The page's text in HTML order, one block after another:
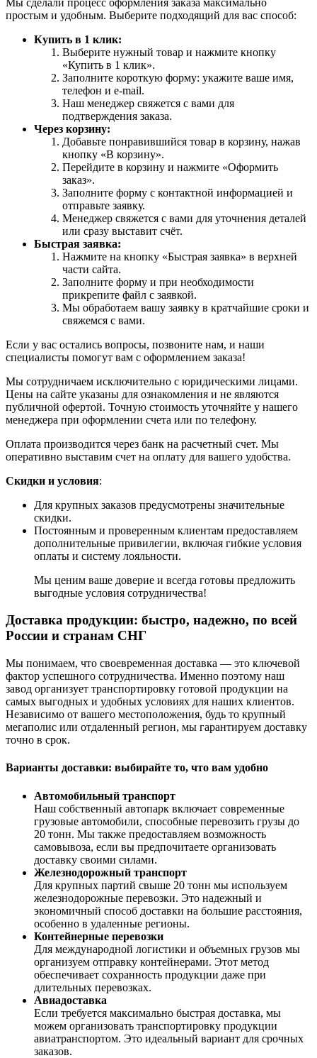
простым и удобным. Выберите подходящий для вас способ:
Купить в 1 клик:
Выберите нужный товар и нажмите кнопку
«Купить в 1 клик».
Заполните короткую форму: укажите ваше имя,
телефон и e-mail.
Наш менеджер свяжется с вами для
подтверждения заказа.
Через корзину:
Добавьте понравившийся товар в корзину, нажав
кнопку «В корзину».
Перейдите в корзину и нажмите «Оформить
заказ».
Заполните форму с контактной информацией и
отправьте заявку.
Менеджер свяжется с вами для уточнения деталей
или сразу выставит счёт.
Быстрая заявка:
Нажмите на кнопку «Быстрая заявка» в верхней
части сайта.
Заполните форму и при необходимости
прикрепите файл с заявкой.
Мы обработаем вашу заявку в кратчайшие сроки и
свяжемся с вами.
Если у вас остались вопросы, позвоните нам, и наши
специалисты помогут вам с оформлением заказа!
Мы сотрудничаем исключительно с юридическими лицами.
Цены на сайте указаны для ознакомления и не являются
публичной офертой. Точную стоимость уточняйте у нашего
менеджера при оформлении счета или по телефону.
Оплата производится через банк на расчетный счет. Мы
оперативно выставим счет на оплату для вашего удобства.
Скидки и условия:
Для крупных заказов предусмотрены значительные
скидки.
Постоянным и проверенным клиентам предоставляем
дополнительные привилегии, включая гибкие условия
оплаты и систему лояльности.
Мы ценим ваше доверие и всегда готовы предложить
выгодные условия сотрудничества!
Доставка продукции: быстро, надежно, по всей
России и странам СНГ
Мы понимаем, что своевременная доставка — это ключевой
фактор успешного сотрудничества. Именно поэтому наш
завод организует транспортировку готовой продукции на
самых выгодных и удобных условиях для наших клиентов.
Независимо от вашего местоположения, будь то крупный
мегаполис или отдаленный регион, мы гарантируем доставку
точно в срок.
Варианты доставки: выбирайте то, что вам удобно
Автомобильный транспорт
Наш собственный автопарк включает современные
грузовые автомобили, способные перевозить грузы до
20 тонн. Мы также предоставляем возможность
самовывоза, если вы предпочитаете организовать
доставку своими силами.
Железнодорожный транспорт
Для крупных партий свыше 20 тонн мы используем
железнодорожные перевозки. Это надежный и
экономичный способ доставки на большие расстояния,
особенно в удаленные регионы.
Контейнерные перевозки
Для международной логистики и объемных грузов мы
организуем отправку контейнерами. Этот метод
обеспечивает сохранность продукции даже при
длительных перевозках.
Авиадоставка
Если требуется максимально быстрая доставка, мы
можем организовать транспортировку продукции
авиатранспортом. Это идеальный вариант для срочных
заказов.